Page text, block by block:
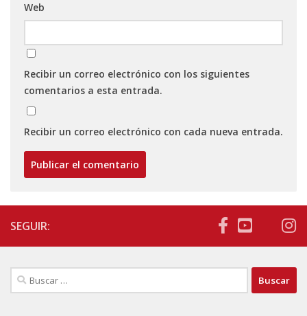
Web
Recibir un correo electrónico con los siguientes
comentarios a esta entrada.
Recibir un correo electrónico con cada nueva entrada.
SEGUIR:
Buscar: